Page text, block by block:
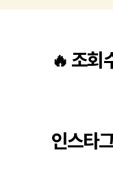
🔥 조회
인스타